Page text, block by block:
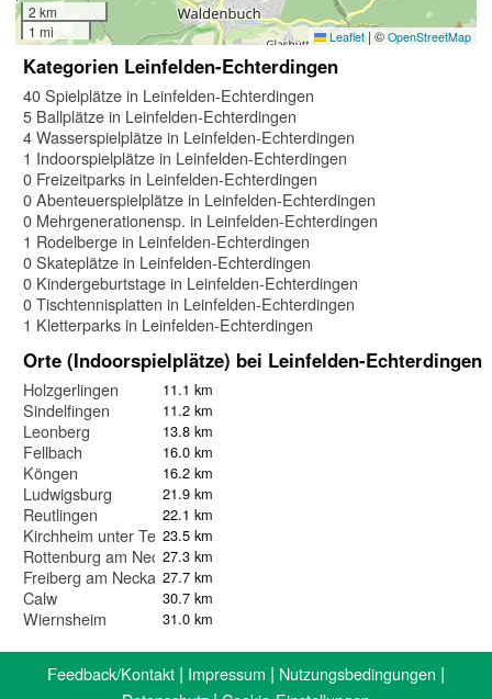
2 km
1 mi
Leaflet | © OpenStreetMap
Kategorien Leinfelden-Echterdingen
40 Spielplätze in Leinfelden-Echterdingen
5 Ballplätze in Leinfelden-Echterdingen
4 Wasserspielplätze in Leinfelden-Echterdingen
1 Indoorspielplätze in Leinfelden-Echterdingen
0 Freizeitparks in Leinfelden-Echterdingen
0 Abenteuerspielplätze in Leinfelden-Echterdingen
0 Mehrgenerationensp. in Leinfelden-Echterdingen
1 Rodelberge in Leinfelden-Echterdingen
0 Skateplätze in Leinfelden-Echterdingen
0 Kindergeburtstage in Leinfelden-Echterdingen
0 Tischtennisplatten in Leinfelden-Echterdingen
1 Kletterparks in Leinfelden-Echterdingen
Orte (Indoorspielplätze) bei Leinfelden-Echterdingen
Holzgerlingen 11.1 km
Sindelfingen 11.2 km
Leonberg 13.8 km
Fellbach 16.0 km
Köngen 16.2 km
Ludwigsburg 21.9 km
Reutlingen 22.1 km
Kirchheim unter Teck23.5 km
Rottenburg am Neckar27.3 km
Freiberg am Neckar 27.7 km
Calw 30.7 km
Wiernsheim 31.0 km
Feedback/Kontakt | Impressum | Nutzungsbedingungen |